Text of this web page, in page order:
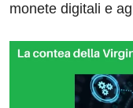
monete digitali e